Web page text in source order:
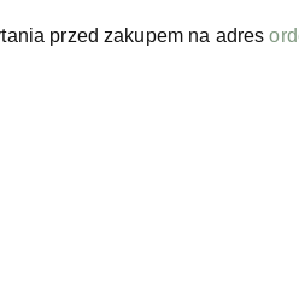
przed zakupem na adres